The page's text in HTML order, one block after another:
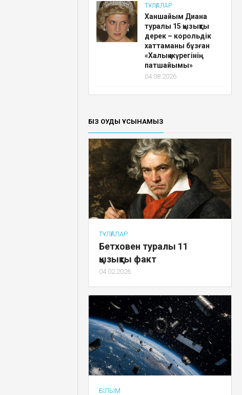
ТҰЛҒАЛАР
Ханшайым Диана
туралы 15 қызықты
дерек – корольдік
хаттаманы бұзған
«Халық жүрегінің
патшайымы»
04.08.2026
БІЗ ОҚУДЫ ҰСЫНАМЫЗ
ТҰЛҒАЛАР
Бетховен туралы 11
қызықты факт
04.02.2026
ҒЫЛЫМ